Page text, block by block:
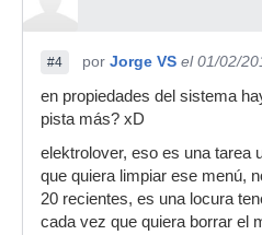
#4 por Jorge VS el 01/02/
en propiedades del sistema
pista más? xD
elektrolover, eso es una tarea
que quiera limpiar ese menú,
20 recientes, es una locura
cada vez que quiera borrar el